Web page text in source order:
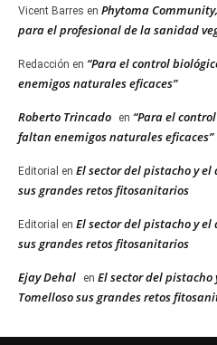
Vicent Barres en Phytoma
para el profesional de la sanidad
Redacción en “Para el control
enemigos naturales eficaces”
Roberto Trincado en “Para el
faltan enemigos naturales eficaces”
Editorial en El sector del pistacho y
sus grandes retos fitosanitarios
Editorial en El sector del pistacho y
sus grandes retos fitosanitarios
Ejay Dehal en El sector del
Tomelloso sus grandes retos